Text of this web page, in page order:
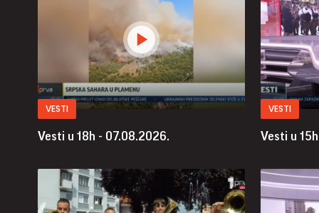
VESTI
Vesti u 18h - 07.08.2026.
VESTI
Vesti u